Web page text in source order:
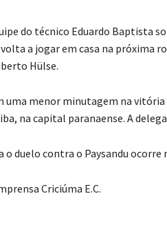
do técnico Eduardo Baptista
a jogar em casa na próxima
Hülse.
uma menor minutagem na
na capital paranaense. A
o duelo contra o Paysandu
Criciúma E.C.